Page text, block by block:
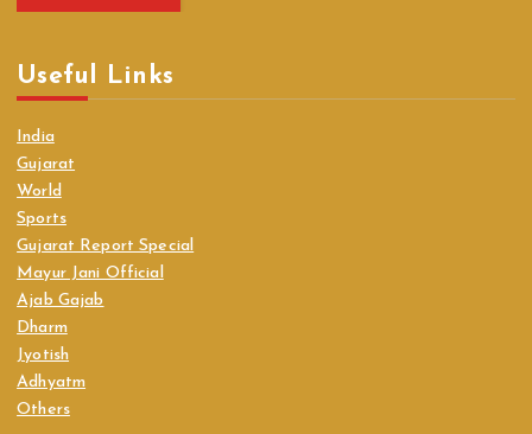
Useful Links
India
Gujarat
World
Sports
Gujarat Report Special
Mayur Jani Official
Ajab Gajab
Dharm
Jyotish
Adhyatm
Others